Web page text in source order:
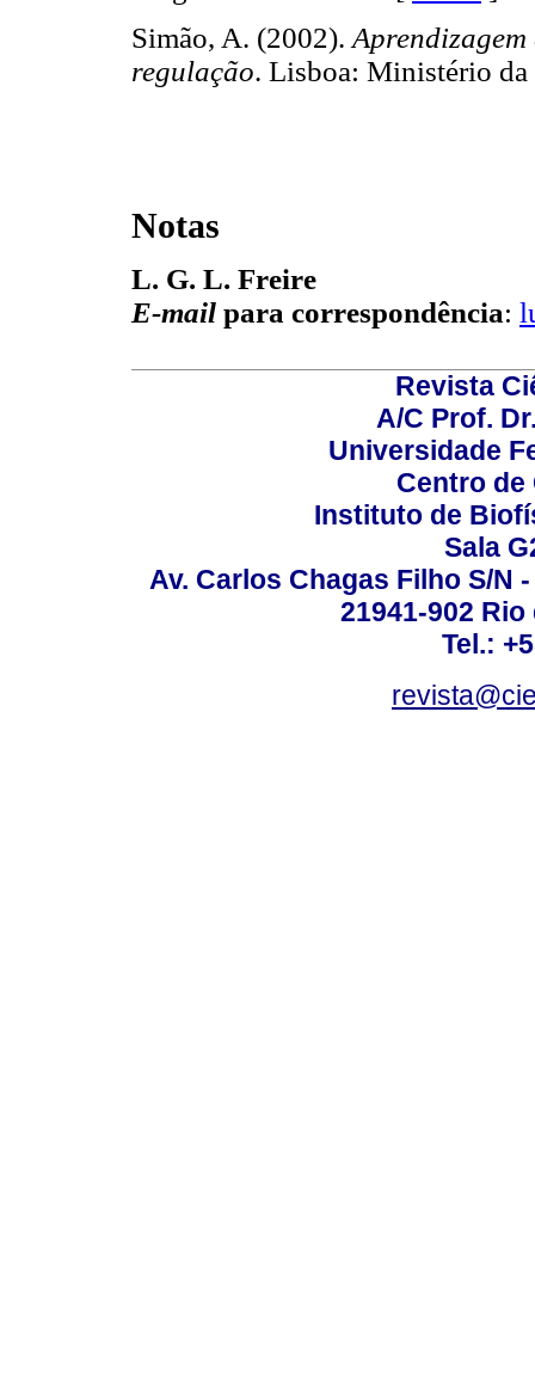
Simão, A. (2002).
regulação. Lisboa: Ministério
Notas
L. G. L. Freire
E-mail para correspondência:
Revista
A/C Prof.
Universidade
Centro de
Instituto de
Sala
Av. Carlos Chagas Filho S/N
21941-902
Tel.: